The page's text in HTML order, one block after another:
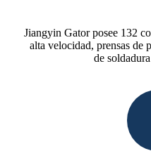
Jiangyin Gator posee 132
alta velocidad, prensas de
de